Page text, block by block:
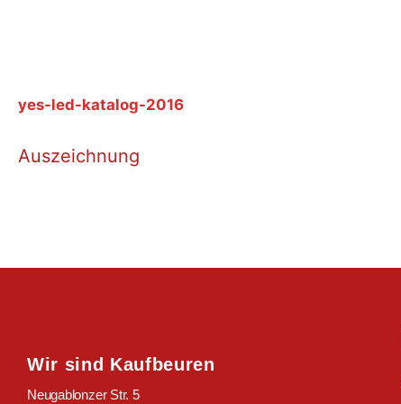
yes-led-katalog-2016
Auszeichnung
Wir sind Kaufbeuren
Neugablonzer Str. 5